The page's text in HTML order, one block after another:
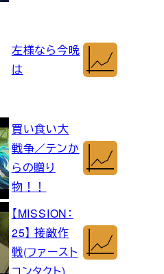
左様なら今晩
は
買い食い大
戦争／テンか
らの贈り
物！！
【MISSION：
25】 接敵作
戦(ファースト